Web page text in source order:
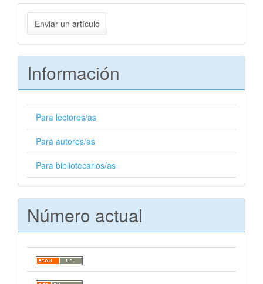
Enviar
un
artículo
Enviar un artículo
Información
Para lectores/as
Para autores/as
Para bibliotecarios/as
Número actual